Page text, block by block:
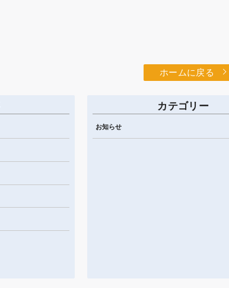
ホームに戻る
カテゴリー
お知らせ